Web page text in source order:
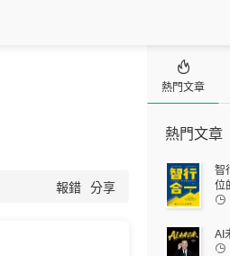
報錯 分享

熱門文章
熱門文章
智
位

AI
